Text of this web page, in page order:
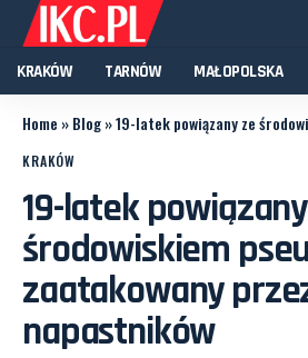
KRAKÓW TARNÓW MAŁOPOLSKA
Home »Blog»19-latek powiązany ze środowiskiem
KRAKÓW
19-latek
środowiskiem
zaatakowany
napastników